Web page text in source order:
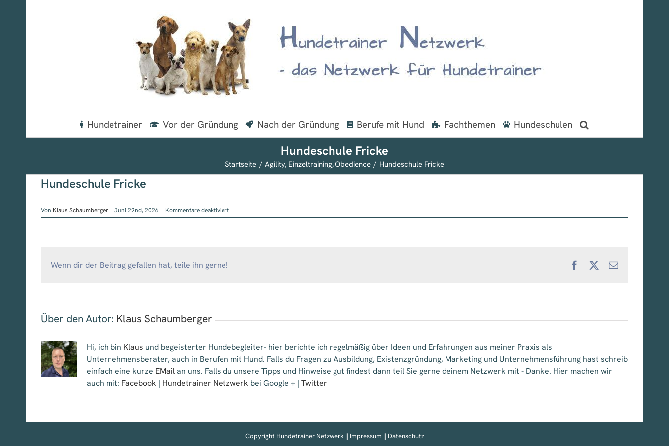
Hundetrainer Vor der Gründung Nach der Gründung Berufe mit Hund Fachthemen Hundeschulen
Hundeschule Fricke
Startseite Agility Einzeltraining Obedience Hundeschule Fricke
Hundeschule Fricke
Von Klaus Schaumberger | Juni 22nd, 2026 | Kommentare deaktiviertfür
Hundeschule
Wenn dir der Beitrag gefallen hat, teile ihn gerne! FacebookE-
Über den Autor: Klaus Schaumberger
Hi, ich bin Klaus und begeisterter Hundebegleiter- hier berichte ich regelmäßig über Ideen und Erfahrungen aus meiner Praxis als
Unternehmensberater, auch in Berufen mit Hund. Falls du Fragen zu Ausbildung, Existenzgründung, Marketing und Unternehmensführung hast schreib
einfach eine kurze EMailan uns. Falls du unsere Tipps und Hinweise gut findest dann teil Sie gerne deinem Netzwerk mit - Danke. Hier machen wir
auch mit: Facebook | Hundetrainer Netzwerk bei Google + | Twitter
Copyright Hundetrainer Netzwerk || Impressum || Datenschutz